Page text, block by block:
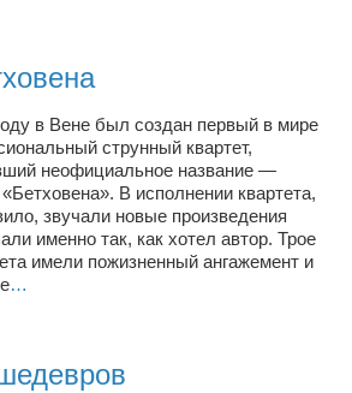
в Вене был создан первый в мире
струнный квартет,
неофициальное название —
«Бетховена». В исполнении квартета,
звучали новые произведения
именно так, как хотел автор. Трое
имели пожизненный ангажемент и
…